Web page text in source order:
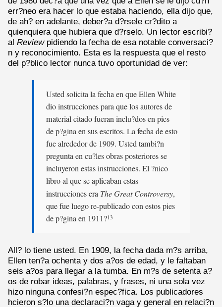
err?neo era hacer lo que estaba haciendo, ella dijo que,
de ah? en adelante, deber?a d?rsele cr?dito a
quienquiera que hubiera que d?rselo. Un lector escribi?
al Reviewpidiendo la fecha de esa notable conversaci?
n y reconocimiento. Esta es la respuesta que el resto
del p?blico lector nunca tuvo oportunidad de ver:
Usted solicita la fecha en que Ellen White
dio instrucciones para que los autores de
material citado fueran inclu?dos en pies
de p?gina en sus escritos. La fecha de esto
fue alrededor de 1909. Usted tambi?n
pregunta en cu?les obras posteriores se
incluyeron estas instrucciones. El ?nico
libro al que se aplicaban estas
instrucciones era The Great Controversy,
que fue luego re-publicado con estos pies
de p?gina en 1911?13
All? lo tiene usted. En 1909, la fecha dada m?s arriba,
Ellen ten?a ochenta y dos a?os de edad, y le faltaban
seis a?os para llegar a la tumba. En m?s de setenta a?
os de robar ideas, palabras, y frases, ni una sola vez
hizo ninguna confesi?n espec?fica. Los publicadores
hcieron s?lo una declaraci?n vaga y general en relaci?n